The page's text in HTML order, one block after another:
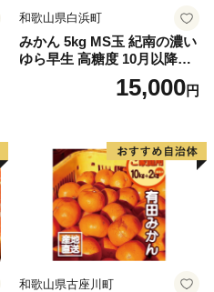
和歌山県白浜町
みかん 5kg MS玉 紀南の濃い
ゆら早生 高糖度 10月以降発
送 マルチ被覆栽培15,000円
和歌山県古座川町